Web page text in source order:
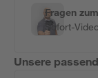
Fragen
Sofort-
Unsere